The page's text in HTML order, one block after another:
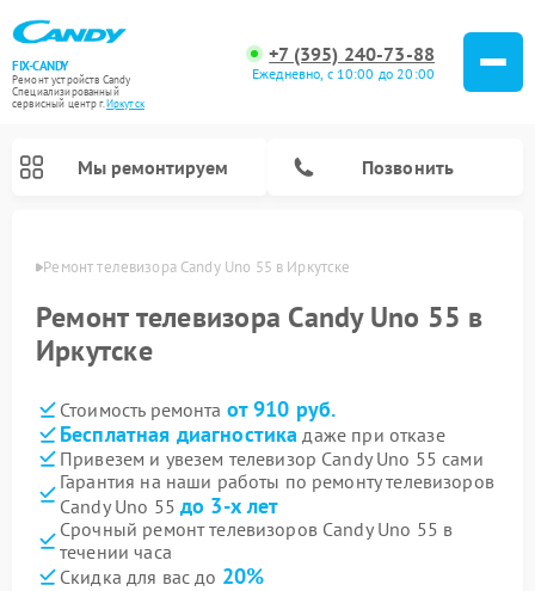
FIX-CANDY
Ремонт устройств Candy
Специализированный
cервисный центр г.Иркутск
+7 (395) 240-73-88
Ежедневно, с 10:00 до 20:00
Мы ремонтируем Позвонить
Ремонт телевизора Candy Uno 55 в Иркутске
Ремонт телевизора Candy Uno 55 в
Иркутске
Стоимость ремонта от 910 руб.
Бесплатная диагностика даже при отказе
Привезем и увезем телевизор Candy Uno 55 сами
Гарантия на наши работы по ремонту телевизоров
Candy Uno 55 до 3-х лет
Срочный ремонт телевизоров Candy Uno 55 в
течении часа
Скидка для вас до 20%